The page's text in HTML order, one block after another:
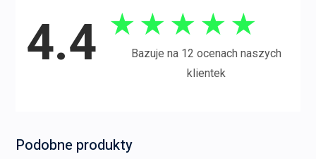
4.4 ★ ★ ★ ★ ★
Bazuje na 12 ocenach naszych
klientek
Podobne produkty